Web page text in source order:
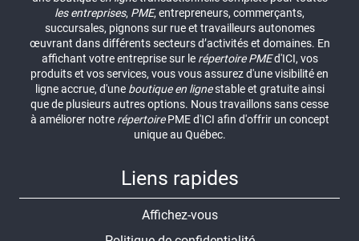
les entreprises, PME, entrepreneurs, commerçants,
succursales, pignons sur rue et travailleurs autonomes
œuvrant dans différents secteurs d’activités et domaines. En
affichant votre entreprise sur le répertoire PMEd'ICI, vos
produits et vos services, vous vous assurez d'une visibilité en
ligne accrue, d'une boutique en lignestable et gratuite ainsi
que de plusieurs autres options. Nous travaillons sans cesse
à améliorer notre répertoirePME d'ICI afin d'offrir un concept
unique au Québec.
Liens rapides
Affichez-vous